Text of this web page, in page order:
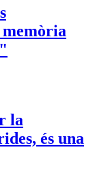
la
és una